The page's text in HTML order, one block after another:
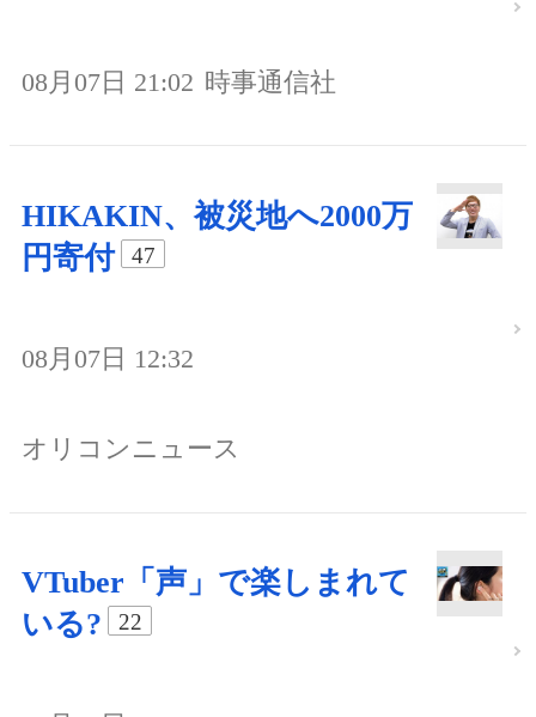
08月07日 21:02 時事通信社
HIKAKIN、被災地へ2000万
円寄付
47
08月07日 12:32
オリコンニュース
VTuber「声」で楽しまれて
いる?
22